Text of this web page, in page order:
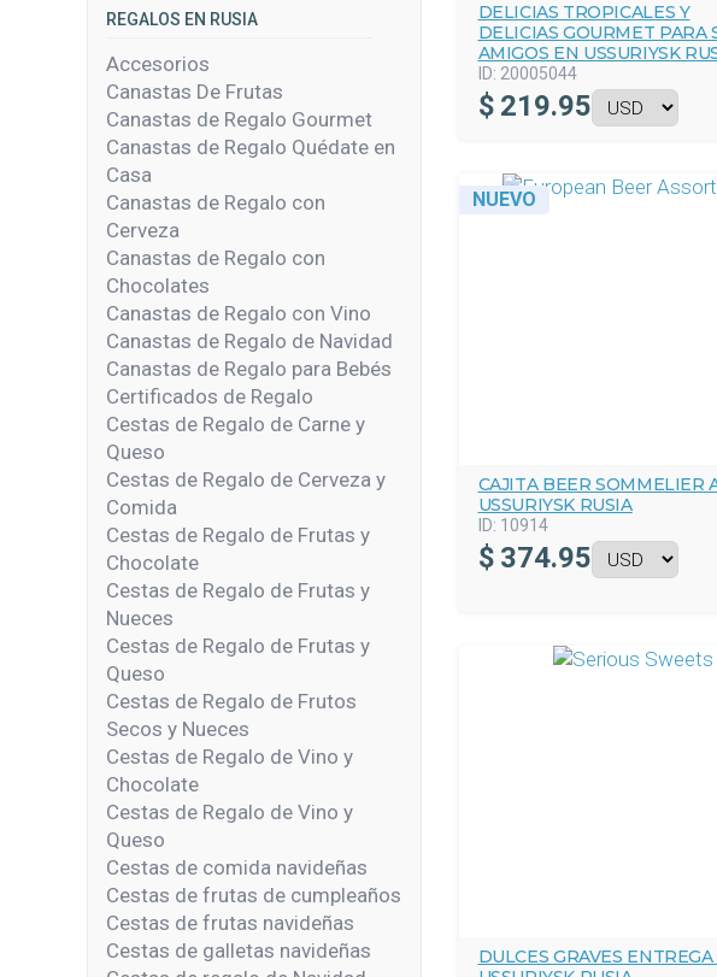
REGALOS EN RUSIA
Accesorios
Canastas De Frutas
Canastas de Regalo Gourmet
Canastas de Regalo Quédate en
Casa
Canastas de Regalo con
Cerveza
Canastas de Regalo con
Chocolates
Canastas de Regalo con Vino
Canastas de Regalo de Navidad
Canastas de Regalo para Bebés
Certificados de Regalo
Cestas de Regalo de Carne y
Queso
Cestas de Regalo de Cerveza y
Comida
Cestas de Regalo de Frutas y
Chocolate
Cestas de Regalo de Frutas y
Nueces
Cestas de Regalo de Frutas y
Queso
Cestas de Regalo de Frutos
Secos y Nueces
Cestas de Regalo de Vino y
Chocolate
Cestas de Regalo de Vino y
Queso
Cestas de comida navideñas
Cestas de frutas de cumpleaños
Cestas de frutas navideñas
Cestas de galletas navideñas
DELICIAS TROPICALES Y
DELICIAS GOURMET PARA
AMIGOS EN USSURIYSK
ID: 20005044
$ 219.95
NUEVO
CAJITA BEER SOMMELIER
USSURIYSK RUSIA
ID: 10914
$ 374.95
DULCES GRAVES ENTREGA